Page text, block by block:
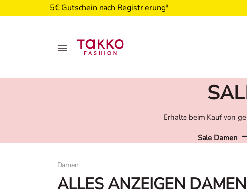
5€ Gutschein nach Registrierung*
Erhalte beim Kauf von
Sale Damen
Damen
ALLES ANZEIGEN DAMEN